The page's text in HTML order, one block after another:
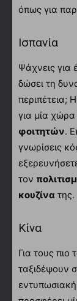
όπως για
Ισπανία
Ψάχνεις για
δώσει τη
περιπέτεια;
για μία χώρα
φοιτητών.
γνωρίσεις
τον
κουζίνα της.
Κίνα
Για τους
ταξιδέψουν